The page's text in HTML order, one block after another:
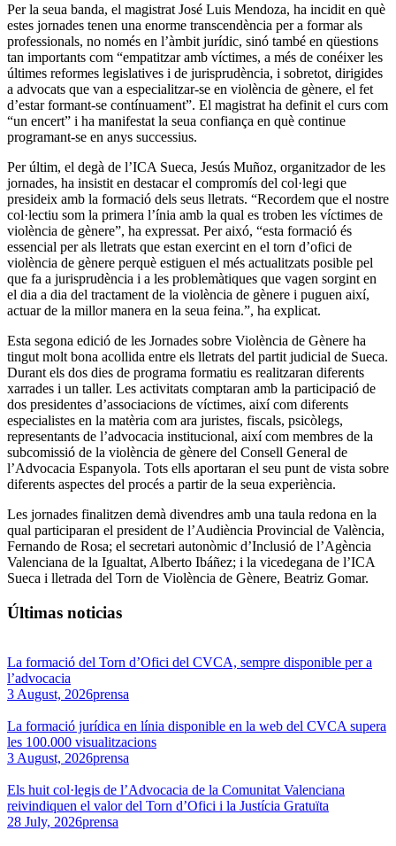
Per la seua banda, el magistrat José Luis Mendoza, ha incidit en què
estes jornades tenen una enorme transcendència per a formar als
professionals, no només en l’àmbit jurídic, sinó també en qüestions
tan importants com “empatitzar amb víctimes, a més de conéixer les
últimes reformes legislatives i de jurisprudència, i sobretot, dirigides
a advocats que van a especialitzar-se en violència de gènere, el fet
d’estar formant-se contínuament”. El magistrat ha definit el curs com
“un encert” i ha manifestat la seua confiança en què continue
programant-se en anys successius.
Per últim, el degà de l’ICA Sueca, Jesús Muñoz, organitzador de les
jornades, ha insistit en destacar el compromís del col·legi que
presideix amb la formació dels seus lletrats. “Recordem que el nostre
col·lectiu som la primera l’ínia amb la qual es troben les víctimes de
violència de gènere”, ha expressat. Per aixó, “esta formació és
essencial per als lletrats que estan exercint en el torn d’ofici de
violència de gènere perquè estiguen el més actualitzats posible pel
que fa a jurisprudència i a les problemàtiques que vagen sorgint en
el dia a dia del tractament de la violència de gènere i puguen així,
actuar de la millor manera en la seua feina.”, ha explicat.
Esta segona edició de les Jornades sobre Violència de Gènere ha
tingut molt bona acollida entre els lletrats del partit judicial de Sueca.
Durant els dos dies de programa formatiu es realitzaran diferents
xarrades i un taller. Les activitats comptaran amb la participació de
dos presidentes d’associacions de víctimes, així com diferents
especialistes en la matèria com ara juristes, fiscals, psicòlegs,
representants de l’advocacia institucional, així com membres de la
subcomissió de la violència de gènere del Consell General de
l’Advocacia Espanyola. Tots ells aportaran el seu punt de vista sobre
diferents aspectes del procés a partir de la seua experiència.
Les jornades finalitzen demà divendres amb una taula redona en la
qual participaran el president de l’Audiència Provincial de València,
Fernando de Rosa; el secretari autonòmic d’Inclusió de l’Agència
Valenciana de la Igualtat, Alberto Ibáñez; i la vicedegana de l’ICA
Sueca i lletrada del Torn de Violència de Gènere, Beatriz Gomar.
Últimas noticias
La formació del Torn d’Ofici del CVCA, sempre disponible per a
l’advocacia
3 August, 2026prensa
La formació jurídica en línia disponible en la web del CVCA supera
les 100.000 visualitzacions
3 August, 2026prensa
Els huit col·legis de l’Advocacia de la Comunitat Valenciana
reivindiquen el valor del Torn d’Ofici i la Justícia Gratuïta
28 July, 2026prensa